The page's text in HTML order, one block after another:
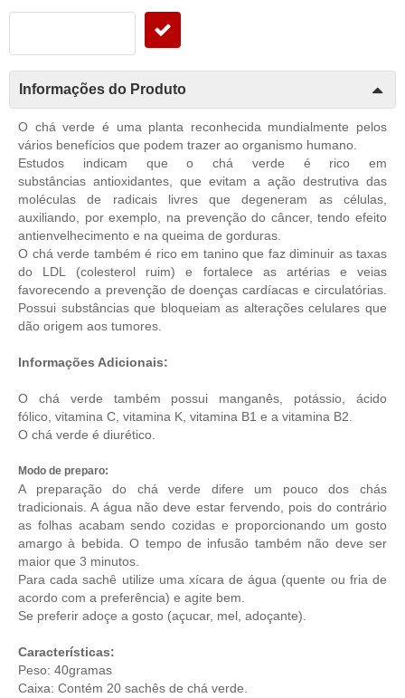
Informações do Produto
O chá verde é uma planta reconhecida mundialmente pelos
vários benefícios que podem trazer ao organismo humano.
Estudos indicam que o chá verde é rico em
substâncias antioxidantes, que evitam a ação destrutiva das
moléculas de radicais livres que degeneram as células,
auxiliando, por exemplo, na prevenção do câncer, tendo efeito
antienvelhecimento e na queima de gorduras.
O chá verde também é rico em tanino que faz diminuir as taxas
do LDL (colesterol ruim) e fortalece as artérias e veias
favorecendo a prevenção de doenças cardíacas e circulatórias.
Possui substâncias que bloqueiam as alterações celulares que
dão origem aos tumores.
Informações Adicionais:
O chá verde também possui manganês, potássio, ácido
fólico, vitamina C, vitamina K, vitamina B1 e a vitamina B2.
O chá verde é diurético.
Modo de preparo:
A preparação do chá verde difere um pouco dos chás
tradicionais. A água não deve estar fervendo, pois do contrário
as folhas acabam sendo cozidas e proporcionando um gosto
amargo à bebida. O tempo de infusão também não deve ser
maior que 3 minutos.
Para cada sachê utilize uma xícara de água (quente ou fria de
acordo com a preferência) e agite bem.
Se preferir adoçe a gosto (açucar, mel, adoçante).
Características:
Peso: 40gramas
Caixa: Contém 20 sachês de chá verde.